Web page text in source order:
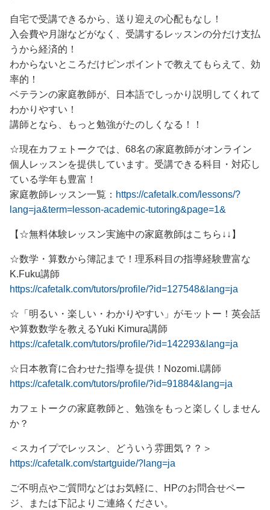
自宅で受講できるから、送り迎えの心配もなし！
入会費や月謝などがなく、受講するレッスンの分だけ支払
うから経済的！
わからないところだけピンポイントで教えてもらえて、効
率的！
ベテランの家庭教師が、日本語でしっかり説明してくれて
わかりやすい！
講師となら、もっと勉強がたのしくなる！！
☆現在カフェトークでは、68名の家庭教師がオンライン
個人レッスンを提供しています。受講できる科目・対応し
ている学年も豊富！
家庭教師レッスン一覧： https://cafetalk.com/lessons/?
lang=ja&term=lesson-academic-tutoring&page=1&
【☆無料体験レッスン実施中の家庭教師はこちら↓↓】
☆数学・算数から簿記まで！理系科目の指導経験豊富な
K.Fuku講師
https://cafetalk.com/tutors/profile/?id=127548&lang=ja
☆「明るい・楽しい・わかりやすい」がモットー！英会話
や算数数学を教えるYuki Kimura講師
https://cafetalk.com/tutors/profile/?id=142293&lang=ja
☆日本教育に合わせた指導を提供！Nozomi.I講師
https://cafetalk.com/tutors/profile/?id=91884&lang=ja
カフェトークの家庭教師と、勉強をもっと楽しくしません
か？
＜スカイプでレッスン、どういう雰囲気？？＞
https://cafetalk.com/startguide/?lang=ja
ご不明点やご質問などはお気軽に、HPのお問合せペー
ジ、または下記よりご連絡ください。